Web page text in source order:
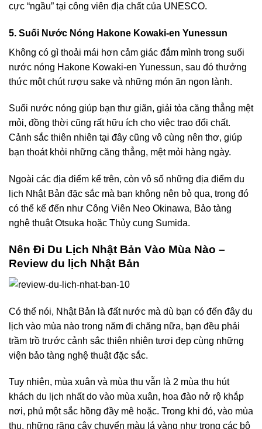
cực “ngầu” tại công viên địa chất của UNESCO.
5. Suối Nước Nóng Hakone Kowaki-en Yunessun
Không có gì thoải mái hơn cảm giác đắm mình trong suối
nước nóng Hakone Kowaki-en Yunessun, sau đó thưởng
thức một chút rượu sake và những món ăn ngon lành.
Suối nước nóng giúp bạn thư giãn, giải tỏa căng thẳng mệt
mỏi, đồng thời cũng rất hữu ích cho việc trao đổi chất.
Cảnh sắc thiên nhiên tại đây cũng vô cùng nên thơ, giúp
bạn thoát khỏi những căng thẳng, mệt mỏi hàng ngày.
Ngoài các địa điểm kể trên, còn vô số những địa điểm du
lịch Nhật Bản đặc sắc mà bạn không nên bỏ qua, trong đó
có thể kể đến như Công Viên Neo Okinawa, Bảo tàng
nghệ thuật Otsuka hoặc Thủy cung Sumida.
Nên Đi Du Lịch Nhật Bản Vào Mùa Nào –
Review du lịch Nhật Bản
Có thể nói, Nhật Bản là đất nước mà dù bạn có đến đây du
lịch vào mùa nào trong năm đi chăng nữa, bạn đều phải
trầm trồ trước cảnh sắc thiên nhiên tươi đẹp cùng những
viện bảo tàng nghệ thuật đặc sắc.
Tuy nhiên, mùa xuân và mùa thu vẫn là 2 mùa thu hút
khách du lịch nhất do vào mùa xuân, hoa đào nở rộ khắp
nơi, phủ một sắc hồng đầy mê hoặc. Trong khi đó, vào mùa
thu, những rặng cây chuyển màu lá vàng như trong các bộ